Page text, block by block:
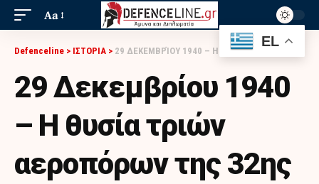
Aa
Defenceline > ΙΣΤΟΡΙΑ > 29 ΔΕΚΕΜΒΡΊΟΥ 1940 – Η ΘΥΣΊΑ ΤΡΙΏΝ ΑΕΡΟΠΌΡΩΝ ΤΗΣ 32ΗΣ ΜΟΊΡΑΣ ΒΟΜΒΑΡΔΙΣΜΟΎ
29 Δεκεμβρίου 1940
– Η θυσία τριών
αεροπόρων της 32ης
EL